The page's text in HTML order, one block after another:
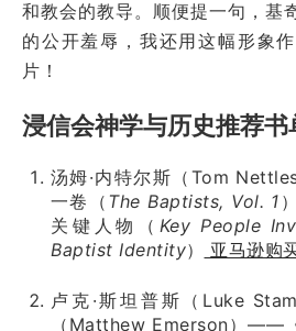
和教会的教导。顺便提一句，基
的公开羞辱，我还用这幅形象
片！
浸信会神学与历史推荐书
汤姆·内特尔斯（Tom
一卷（ The Baptists, Vol. 1
关键人物（ Key People
Baptist Identity） 亚马逊购
卢克·斯坦普斯（Luke
（Matthew Emerson）——